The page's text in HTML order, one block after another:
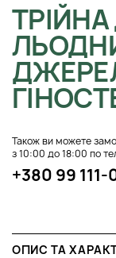
Також ви можете
з 10:00 до 18:00 по
+380 99 111-
ОПИС ТА